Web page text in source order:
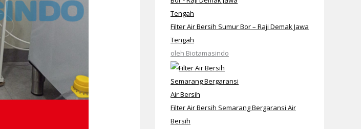
Filter Air Bersih Sumur Bor – Raji Demak Jawa
Tengah
oleh Biotamasindo
Filter Air Bersih Semarang Bergaransi Air
Bersih